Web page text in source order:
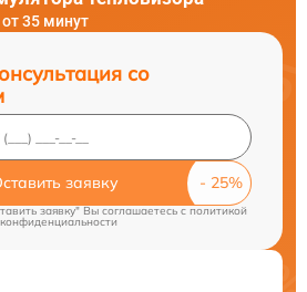
35 минут
со
заявку
заявку" Вы соглашаетесь cполитикой
конфиденциальности